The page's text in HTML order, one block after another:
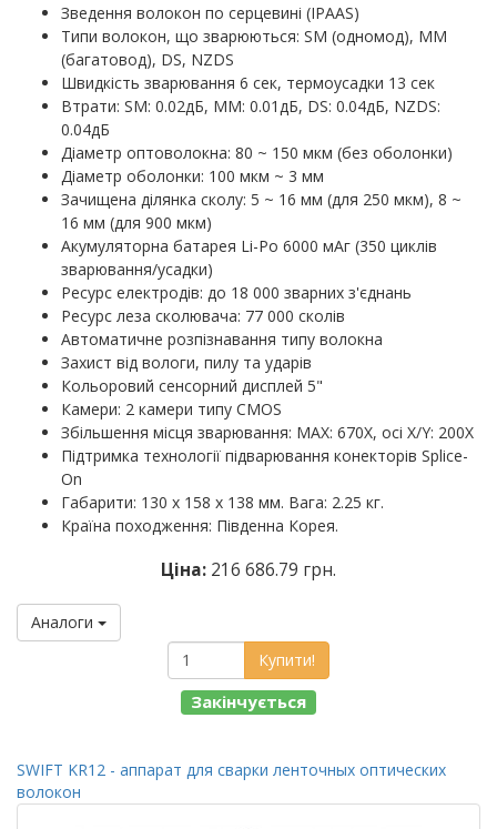
Зведення волокон по серцевині (IPAAS)
Типи волокон, що зварюються: SM (одномод), MM
(багатовод), DS, NZDS
Швидкість зварювання 6 сек, термоусадки 13 сек
Втрати: SM: 0.02дБ, MM: 0.01дБ, DS: 0.04дБ, NZDS:
0.04дБ
Діаметр оптоволокна: 80 ~ 150 мкм (без оболонки)
Діаметр оболонки: 100 мкм ~ 3 мм
Зачищена ділянка сколу: 5 ~ 16 мм (для 250 мкм), 8 ~
16 мм (для 900 мкм)
Акумуляторна батарея Li-Po 6000 мАг (350 циклів
зварювання/усадки)
Ресурс електродів: до 18 000 зварних з'єднань
Ресурс леза сколювача: 77 000 сколів
Автоматичне розпізнавання типу волокна
Захист від вологи, пилу та ударів
Кольоровий сенсорний дисплей 5"
Камери: 2 камери типу CMOS
Збільшення місця зварювання: MAX: 670X, осі X/Y: 200X
Підтримка технології підварювання конекторів Splice-
On
Габарити: 130 х 158 х 138 мм. Вага: 2.25 кг.
Країна походження: Південна Корея.
Ціна: 216 686.79 грн.
Аналоги
Купити!
Закінчується
SWIFT KR12 - аппарат для сварки ленточных оптических
волокон